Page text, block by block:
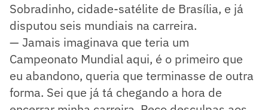
Sobradinho, cidade-satélite de Brasília, e já
disputou seis mundiais na carreira.
— Jamais imaginava que teria um
Campeonato Mundial aqui, é o primeiro que
eu abandono, queria que terminasse de outra
forma. Sei que já tá chegando a hora de